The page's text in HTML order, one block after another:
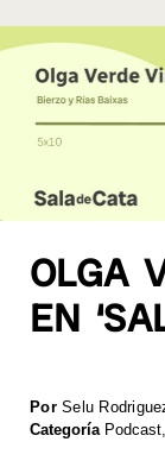
OLGA
EN
PorSelu
Categoría Podcast,